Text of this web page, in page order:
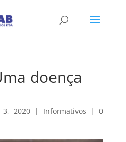
doença
3, 2020| Informativos |0